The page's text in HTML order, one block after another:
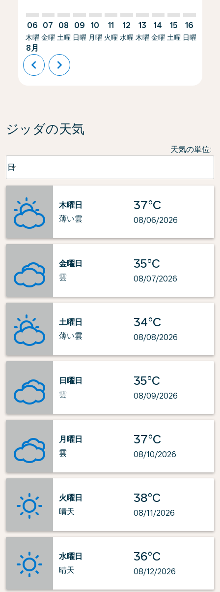
06
木曜
8月
07
金曜
08
土曜
09
日曜
10
月曜
11
火曜
12
水曜
13
木曜
14
金曜
15
土曜
16
日曜
chevron_left chevron_right
ジッダの天気
天気の単位:
Weather unit option 日 Selected
日
keyboard_arrow_down
木曜日
薄い雲
37°C
08/06/2026
金曜日
雲
35°C
08/07/2026
土曜日
薄い雲
34°C
08/08/2026
日曜日
雲
35°C
08/09/2026
月曜日
雲
37°C
08/10/2026
火曜日
晴天
38°C
08/11/2026
水曜日
晴天
36°C
08/12/2026